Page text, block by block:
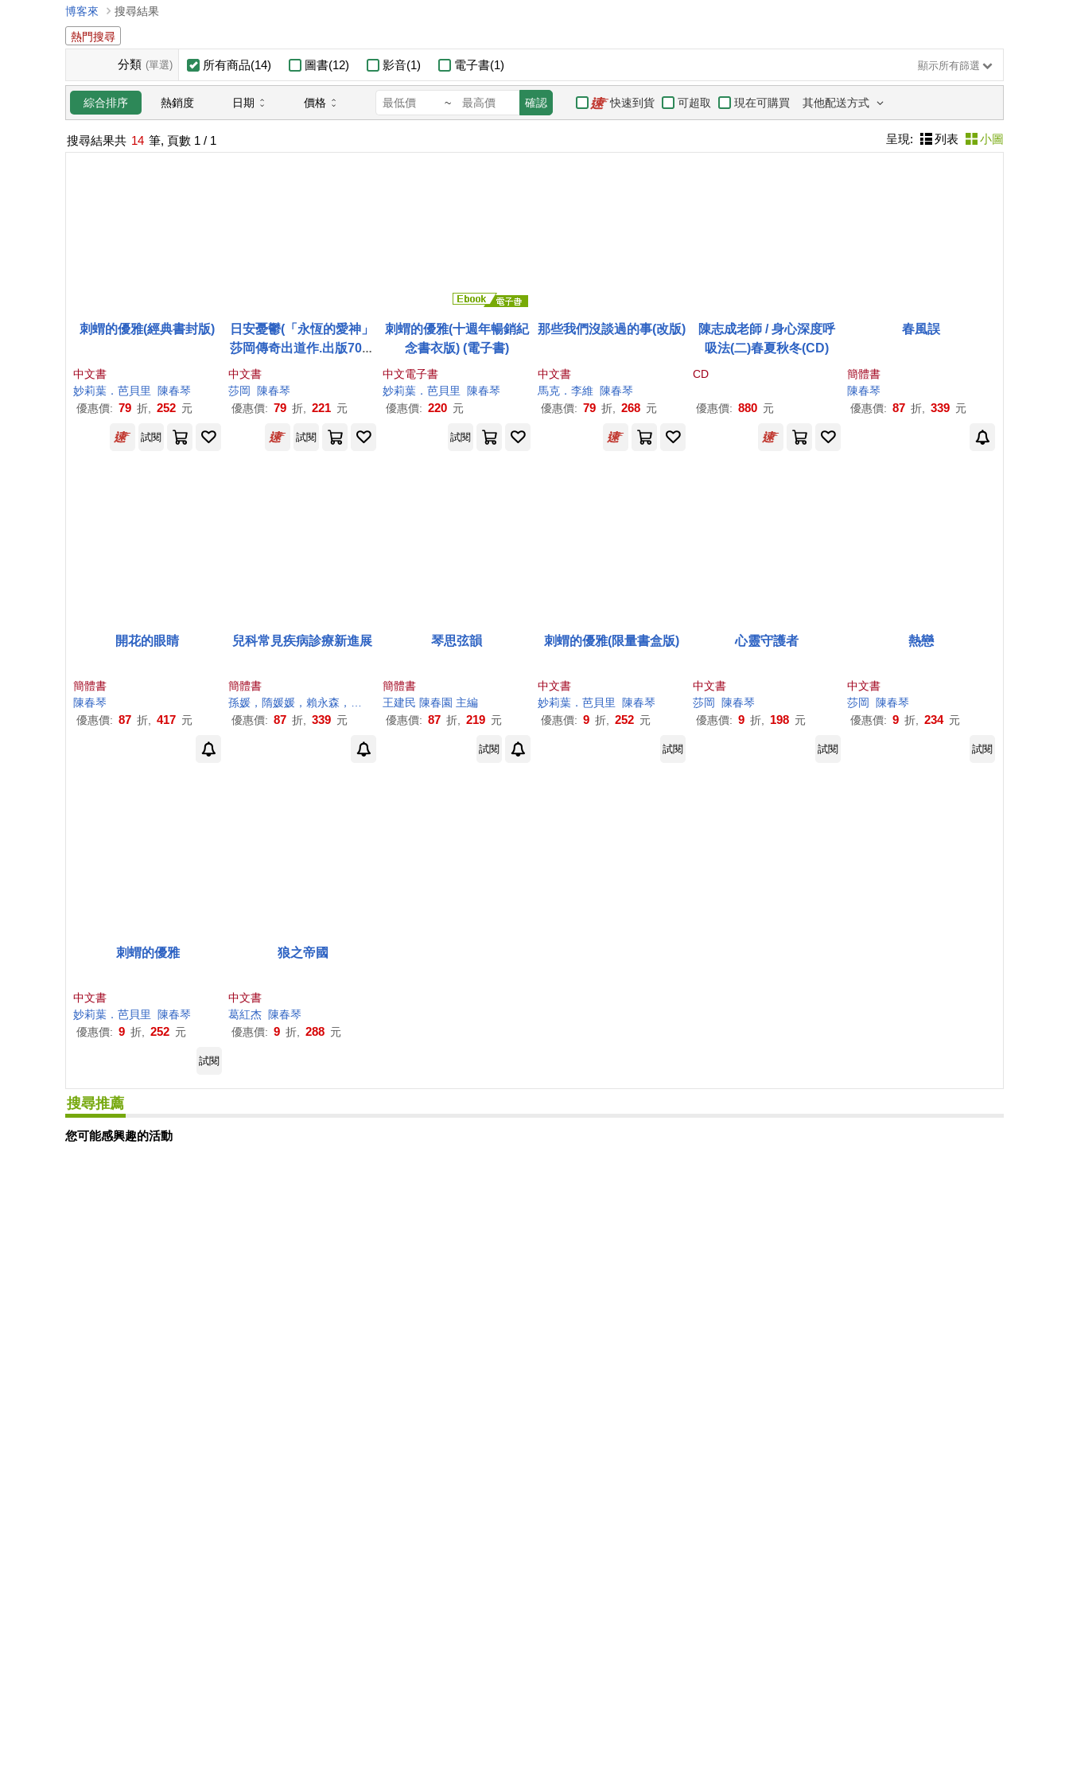
博客來
搜尋結果
熱門搜尋
分類 (單選) 所有商品(14) 圖書(12) 影音(1) 電子書(1) 顯示所有篩選
綜合排序 熱銷度 日期 價格 ~ 確認 快速到貨 可超取 現在可購買 其他配送方式
搜尋結果共 14 筆, 頁數 1 / 1 呈現: 列表 小圖
刺蝟的優雅(經典書封版)
中文書
妙莉葉．芭貝里
陳春琴
優惠價: 79 折, 252 元
日安憂鬱(「永恆的愛神」
莎岡傳奇出道作.出版70週
中文書
莎岡
陳春琴
優惠價: 79 折, 221 元
刺蝟的優雅(十週年暢銷紀
念書衣版) (電子書)
中文電子書
妙莉葉．芭貝里
陳春琴
優惠價: 220 元
那些我們沒談過的事(改版)
中文書
馬克．李維
陳春琴
優惠價: 79 折, 268 元
陳志成老師 / 身心深度呼
吸法(二)春夏秋冬(CD)
CD
優惠價: 880 元
春風誤
簡體書
陳春琴
優惠價: 87 折, 339 元
試閱 試閱 試閱
開花的眼睛
簡體書
陳春琴
優惠價: 87 折, 417 元
兒科常見疾病診療新進展
簡體書
陳春 琴，李帥帥（主編）
優惠價: 87 折, 339 元
琴思弦韻
簡體書
王建民 陳春園 主編
優惠價: 87 折, 219 元
刺蝟的優雅(限量書盒版)
中文書
妙莉葉．芭貝里
陳春琴
優惠價: 9 折, 252 元
心靈守護者
中文書
莎岡
陳春琴
優惠價: 9 折, 198 元
熱戀
中文書
莎岡
陳春琴
優惠價: 9 折, 234 元
試閱 試閱 試閱 試閱
刺蝟的優雅
中文書
妙莉葉．芭貝里
陳春琴
優惠價: 9 折, 252 元
狼之帝國
中文書
葛紅杰
陳春琴
優惠價: 9 折, 288 元
試閱
搜尋推薦
您可能感興趣的活動